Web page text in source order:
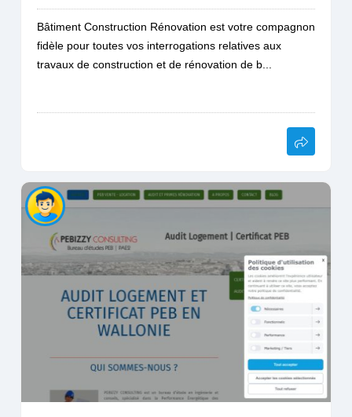
Bâtiment Construction Rénovation est votre compagnon
fidèle pour toutes vos interrogations relatives aux
travaux de construction et de rénovation de b...